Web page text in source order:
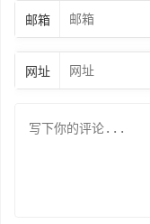
邮箱
网址